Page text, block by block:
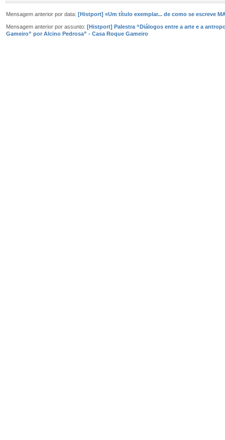
Mensagem anterior por data: [Histport] «Um título exemplar... de como se escreve
Mensagem anterior por assunto: [Histport] Palestra “Diálogos entre a arte e a
Gameiro” por Alcino Pedrosa” - Casa Roque Gameiro